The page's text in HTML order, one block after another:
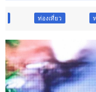
ท่องเที่ยว เศร